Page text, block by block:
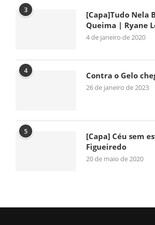
3
[Capa]Tudo Nela
Queima | Ryane
4 de janeiro de 2020
4 Contra o Gelo
26 de janeiro de 2023
5
[Capa] Céu sem
Figueiredo
20 de maio de 2020